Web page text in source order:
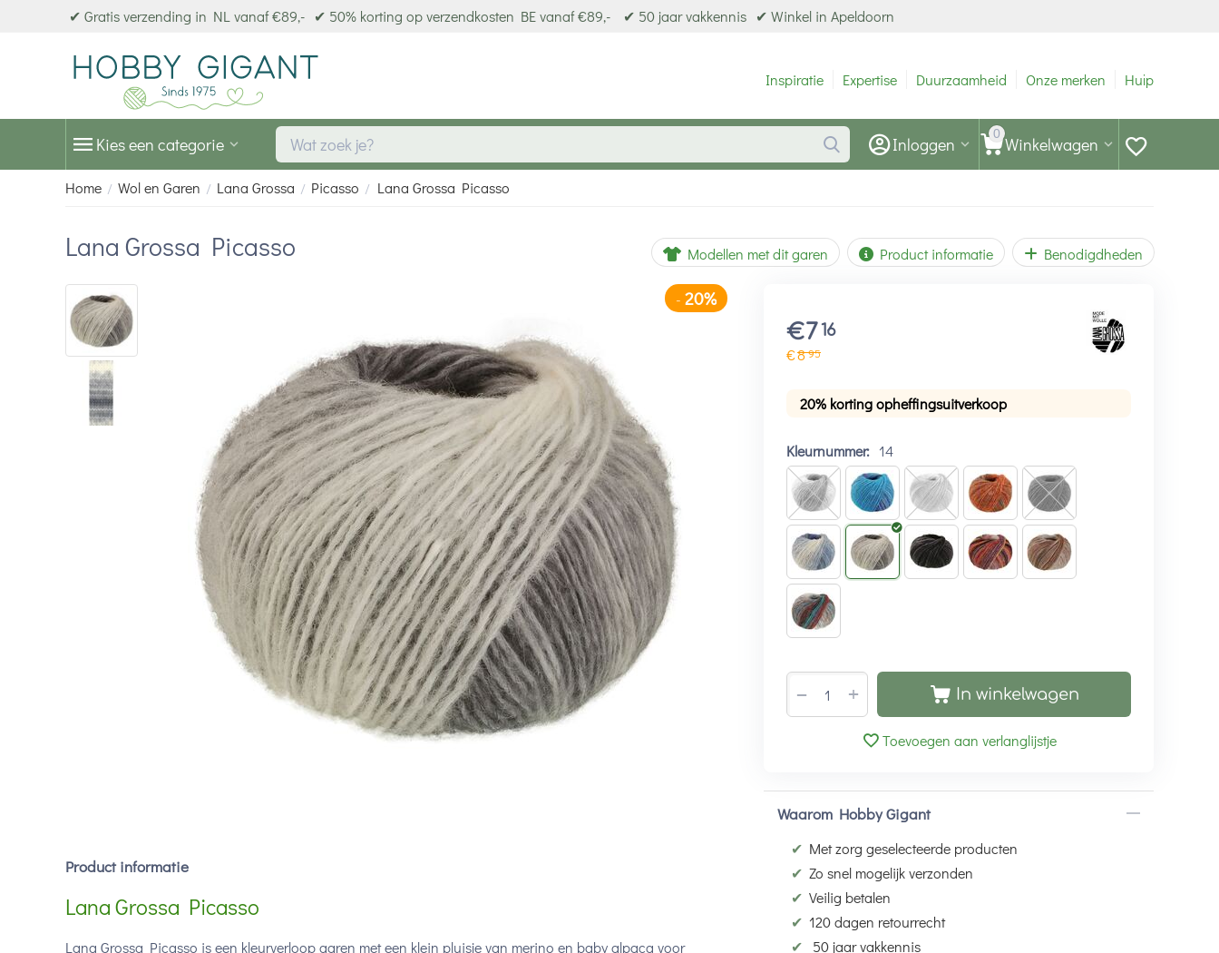
✔ Gratis verzending in NL vanaf €89,- ✔ 50% korting op verzendkosten BE vanaf €89,- ✔ 50 jaar vakkennis ✔ Winkel in Apeldoorn
Inspiratie Expertise Duurzaamheid Onze merken Hulp
Kies een categorie 0 Winkelwagen
Inloggen
Home / Wol en Garen / Lana Grossa / Picasso / Lana Grossa Picasso
Lana Grossa Picasso Modellen met dit garen Product informatie Benodigdheden
€7 16
€895
20% korting opheffingsuitverkoop
Kleurnummer: 14
+
− In winkelwagen
Toevoegen aan verlanglijstje
Waarom Hobby Gigant
✔ Met zorg geselecteerde producten
✔ Zo snel mogelijk verzonden
✔ Veilig betalen
✔ 120 dagen retourrecht
✔
50 jaar vakkennis
Product informatie
Lana Grossa Picasso
Lana Grossa Picasso is een kleurverloop garen met een klein pluisje van merino en baby alpaca voor